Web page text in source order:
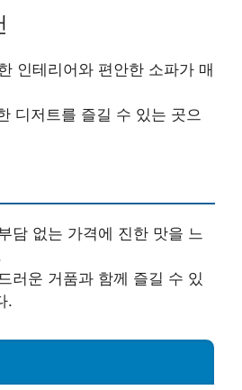
인테리어와 편안한 소파가 매
디저트를 즐길 수 있는 곳으
담 없는 가격에 진한 맛을 느
러운 거품과 함께 즐길 수 있
.